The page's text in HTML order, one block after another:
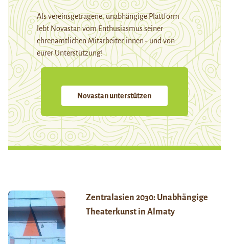
Als vereinsgetragene, unabhängige Plattform
lebt Novastan vom Enthusiasmus seiner
ehrenamtlichen Mitarbeiter:innen - und von
eurer Unterstützung!
Novastan unterstützen
Zentralasien 2030: Unabhängige
Theaterkunst in Almaty